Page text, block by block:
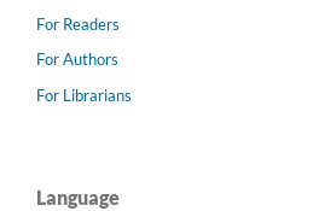
For Readers
For Authors
For Librarians
Language